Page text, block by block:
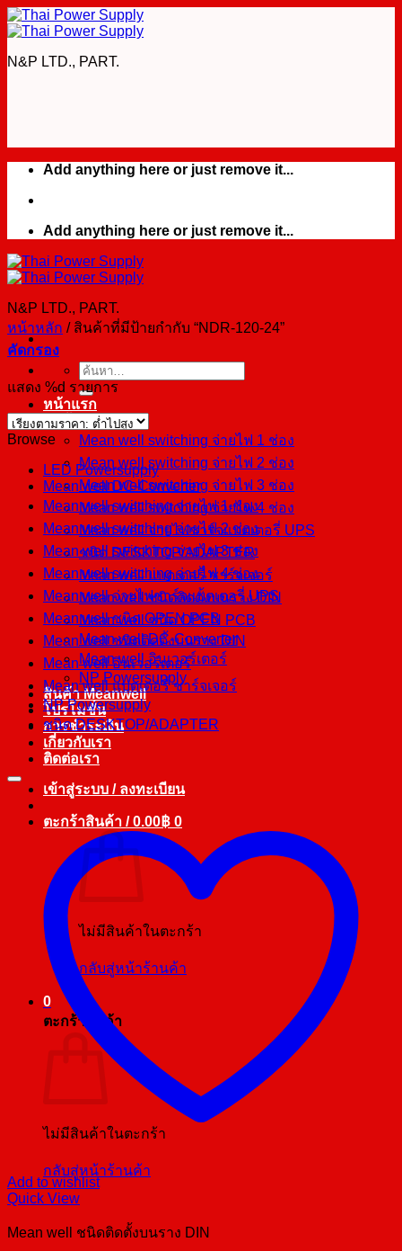
Skip
to
N&P LTD., PART.
Add anything here or just remove it...
Add anything here or just remove it...
N&P LTD., PART.
ค้นหา:
หน้าแรก
สินค้า
Mean well switching จ่ายไฟ 1 ช่อง
Mean well switching จ่ายไฟ 2 ช่อง
Mean well switching จ่ายไฟ 3 ช่อง
Mean well switching จ่ายไฟ 4 ช่อง
Mean well จ่ายไฟชาร์จแบตเตอรี่ UPS
ชนิด DESKTOP/ADAPTER
Mean well แบตเตอรี่ ชาร์จเจอร์
Mean well ชนิดติดตั้งบนราง DIN
Mean well ชนิด OPEN PCB
Mean well DC-Converter
Mean well อินเวอร์เตอร์
NP Powersupply
สินค้า Meanwell
โปรโมชั่น
การชำระเงิน
เกี่ยวกับเรา
ติดต่อเรา
เข้าสู่ระบบ / ลงทะเบียน
ตะกร้าสินค้า /0.00฿ 0
ไม่มีสินค้าในตะกร้า
กลับสู่หน้าร้านค้า
0
ตะกร้าสินค้า
ไม่มีสินค้าในตะกร้า
กลับสู่หน้าร้านค้า
หน้าหลัก /สินค้าที่มีป้ายกำกับ “NDR-120-24”
คัดกรอง
แสดง %d รายการ
Browse
LED Powersupply
Mean well DC-Converter
Mean well switching จ่ายไฟ 1 ช่อง
Mean well switching จ่ายไฟ 2 ช่อง
Mean well switching จ่ายไฟ 3 ช่อง
Mean well switching จ่ายไฟ 4 ช่อง
Mean well จ่ายไฟชาร์จแบตเตอรี่ UPS
Mean well ชนิด OPEN PCB
Mean well ชนิดติดตั้งบนราง DIN
Mean well อินเวอร์เตอร์
Mean well แบตเตอรี่ ชาร์จเจอร์
NP Powersupply
ชนิด DESKTOP/ADAPTER
Add to wishlist
Quick View
Mean well ชนิดติดตั้งบนราง DIN